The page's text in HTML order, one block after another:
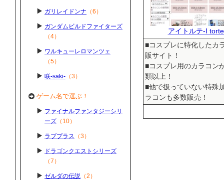
アイトルテ-I
■コスプレに特化したカ
販サイト！
■コスプレ用のカラコン
類以上！
■他で扱っていない特殊
ラコンも多数販売！
ガリレイドンナ （6）
ガンダムビルドファイターズ
（4）
ワルキューレロマンツェ
（5）
咲-saki- （3）
ゲーム名で選ぶ！
ファイナルファンタジーシリ
ーズ （10）
ラブプラス （3）
ドラゴンクエストシリーズ
（7）
ゼルダの伝説 （2）